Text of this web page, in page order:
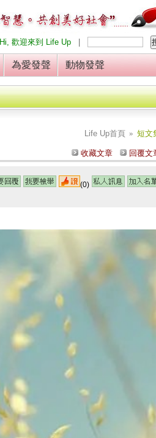
Hi, 歡迎來到 Life Up
為愛發聲 動物發聲
Life Up首頁» 短文
收藏文章 回覆文
(0)